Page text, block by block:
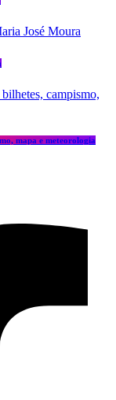
mapa e meteorologia